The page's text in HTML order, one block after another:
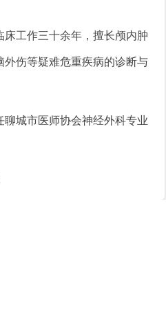
工作三十余年，擅长颅内肿
外伤等疑难危重疾病的诊断与
城市医师协会神经外科专业